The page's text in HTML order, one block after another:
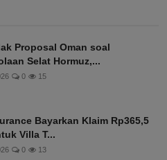
Proposal Oman soal
Selat Hormuz,...
0 15
Bayarkan Klaim Rp365,5
Villa T...
0 13